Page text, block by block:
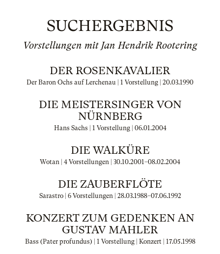
SUCHERGEBNIS
Vorstellungen mit Jan Hendrik Rootering
DER ROSENKAVALIER
Der Baron Ochs auf Lerchenau | 1 Vorstellung | 20.03.1990
DIE MEISTERSINGER VON
NÜRNBERG
Hans Sachs | 1 Vorstellung | 06.01.2004
DIE WALKÜRE
Wotan | 4 Vorstellungen | 30.10.2001–08.02.2004
DIE ZAUBERFLÖTE
Sarastro | 6 Vorstellungen | 28.03.1988–07.06.1992
KONZERT ZUM GEDENKEN AN
GUSTAV MAHLER
Bass (Pater profundus) | 1 Vorstellung | Konzert | 17.05.1998